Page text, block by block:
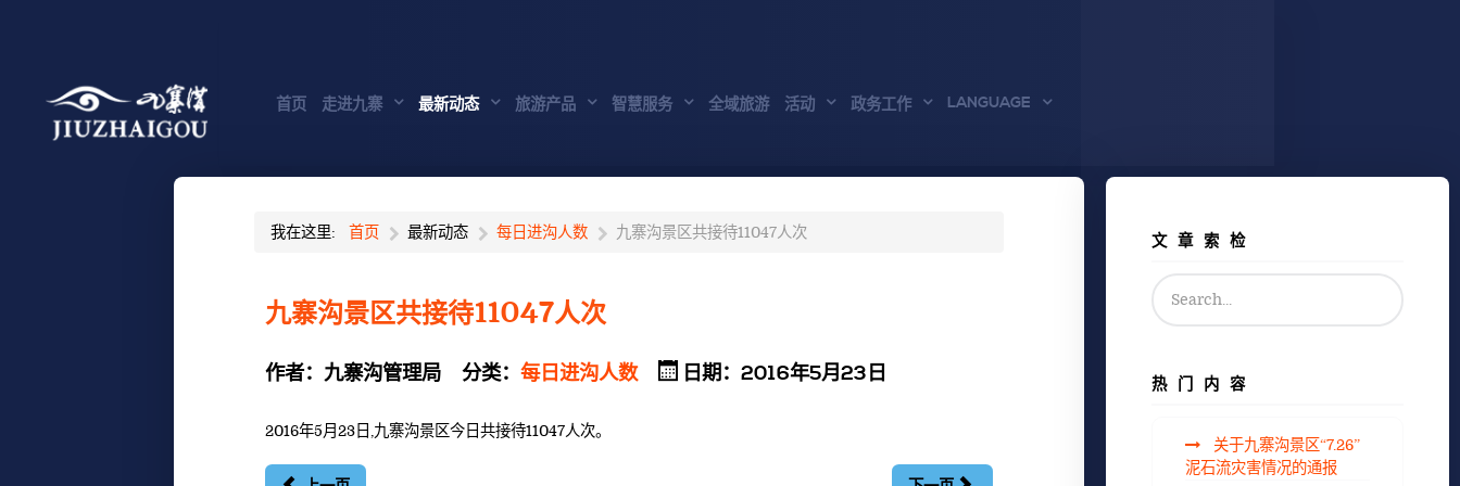
首页 走进九寨 最新动态 旅游产品 智慧服务 全域旅游 活动 政务工作 LANGUAGE
我在这里: 首页 最新动态 每日进沟人数 九寨沟景区共接待11047人次
九寨沟景区共接待11047人次
作者： 九寨沟管理局 分类： 每日进沟人数 日期：2016年5月23日
2016年5月23日,九寨沟景区今日共接待11047人次。
文章索检
热门内容
关于九寨沟景区“7.26”
泥石流灾害情况的通报